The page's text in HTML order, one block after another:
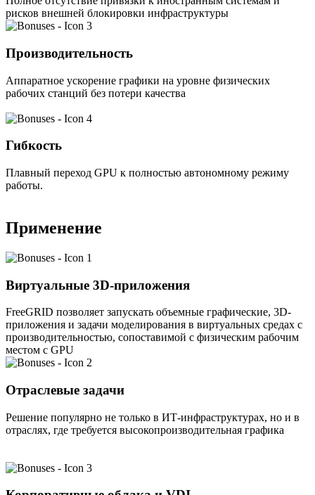
рисков внешней блокировки инфраструктуры
Производительность
Аппаратное ускорение графики на уровне физических
рабочих станций без потери качества
Гибкость
Плавный переход GPU к полностью автономному режиму
работы.
Применение
Виртуальные 3D-приложения
FreeGRID позволяет запускать объемные графические, 3D-
приложения и задачи моделирования в виртуальных средах с
производительностью, сопоставимой с физическим рабочим
местом с GPU
Отраслевые задачи
Решение популярно не только в ИТ-инфраструктурах, но и в
отраслях, где требуется высокопроизводительная графика